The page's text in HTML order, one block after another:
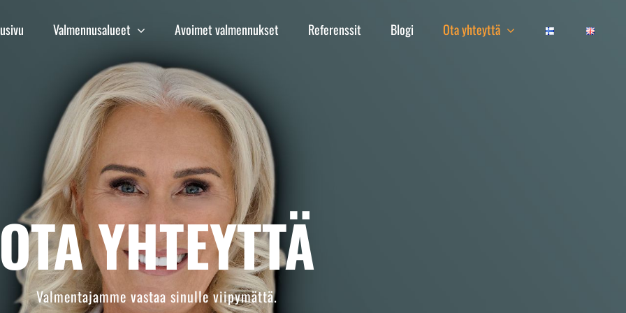
Valmennusalueet Avoimet valmennukset Referenssit Blogi Ota yhteyttä
OTA YHTEYTTÄ
Valmentajamme vastaa sinulle viipymättä.